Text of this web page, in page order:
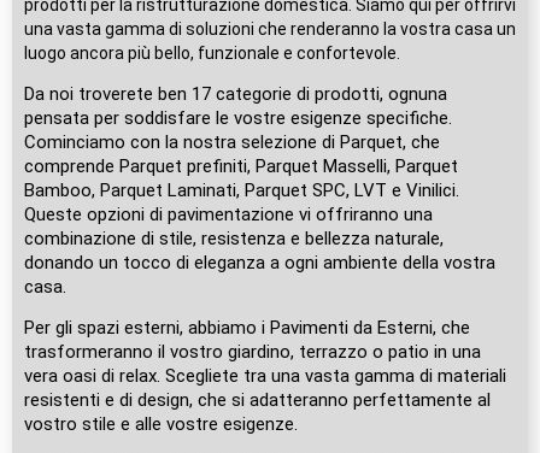
prodotti per la ristrutturazione domestica. Siamo qui per offrirvi
una vasta gamma di soluzioni che renderanno la vostra casa un
luogo ancora più bello, funzionale e confortevole.
Da noi troverete ben 17 categorie di prodotti, ognuna
pensata per soddisfare le vostre esigenze specifiche.
Cominciamo con la nostra selezione di Parquet, che
comprende Parquet prefiniti, Parquet Masselli, Parquet
Bamboo, Parquet Laminati, Parquet SPC, LVT e Vinilici.
Queste opzioni di pavimentazione vi offriranno una
combinazione di stile, resistenza e bellezza naturale,
donando un tocco di eleganza a ogni ambiente della vostra
casa.
Per gli spazi esterni, abbiamo i Pavimenti da Esterni, che
trasformeranno il vostro giardino, terrazzo o patio in una
vera oasi di relax. Scegliete tra una vasta gamma di materiali
resistenti e di design, che si adatteranno perfettamente al
vostro stile e alle vostre esigenze.